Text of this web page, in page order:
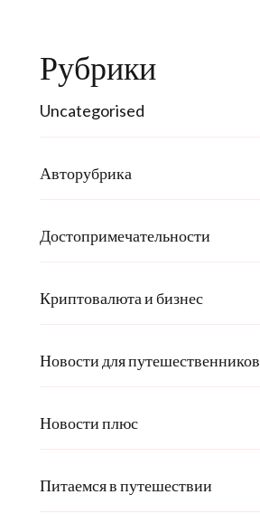
Рубрики
Uncategorised
Авторубрика
Достопримечательности
Криптовалюта и бизнес
Новости для путешественников
Новости плюс
Питаемся в путешествии